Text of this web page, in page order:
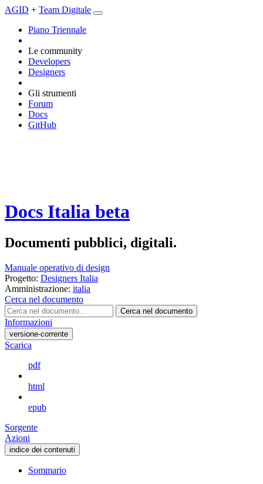
AGID + Team Digitale
Piano Triennale
Le community
Developers
Designers
Gli strumenti
Forum
Docs
GitHub
Docs Italia beta
Documenti pubblici, digitali.
Manuale operativo di design
Progetto: Designers Italia
Amministrazione: italia
Cerca nel documento
Cerca nel documento
Informazioni
versione-corrente
Scarica
pdf
html
epub
Sorgente
Azioni
indice dei contenuti
Sommario